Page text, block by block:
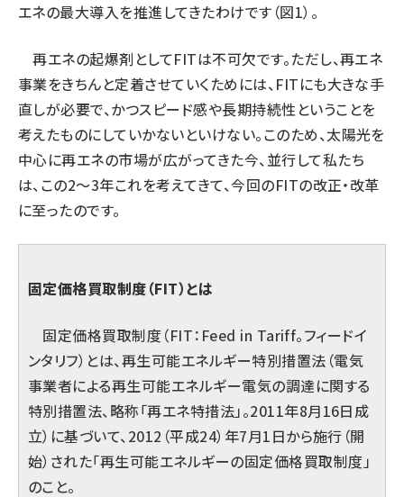
エネの最大導入を推進してきたわけです（図1）。
再エネの起爆剤としてFITは不可欠です。ただし、再エネ
事業をきちんと定着させていくためには、FITにも大きな手
直しが必要で、かつスピード感や長期持続性ということを
考えたものにしていかないといけない。このため、太陽光を
中心に再エネの市場が広がってきた今、並行して私たち
は、この2〜3年これを考えてきて、今回のFITの改正・改革
に至ったのです。
固定価格買取制度（FIT）とは
固定価格買取制度（FIT：Feed in Tariff。フィードイ
ンタリフ）とは、再生可能エネルギー特別措置法（電気
事業者による再生可能エネルギー電気の調達に関する
特別措置法、略称「再エネ特措法」。2011年8月16日成
立）に基づいて、2012（平成24）年7月1日から施行（開
始）された「再生可能エネルギーの固定価格買取制度」
のこと。